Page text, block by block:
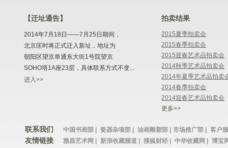
【迁址通告】
2014年7月18日——7月25日期间，
北京匡时将正式迁入新址，地址为
朝阳区望京阜通东大街1号院望京
SOHO塔1A座23层，具体联系方式不变...
进入>>
拍卖结果
2015夏季拍卖会
2015春季拍卖会
2015迎春艺术品拍卖会
2014秋季艺术品拍卖会
2014年夏季艺术品拍卖
2014春季拍卖会
2014迎春艺术品拍卖会
更多>>
联系我们 中国书画部 | 瓷器杂项部 | 油画雕塑部 | 市场推广部 | 客户
友情链接 雅昌艺术网 | 新浪收藏频道 | 搜狐财经 | 中华收藏网 |
博宝